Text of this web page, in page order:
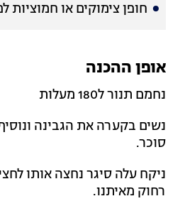
חופן צימוקים או חמוציות
אופן ההכנה
נחמם תנור ל180 מעלות
נשים בקערה את הגבינה
סוכר.
ניקח עלה סיגר נחצה אותו
רחוק מאיתנו.